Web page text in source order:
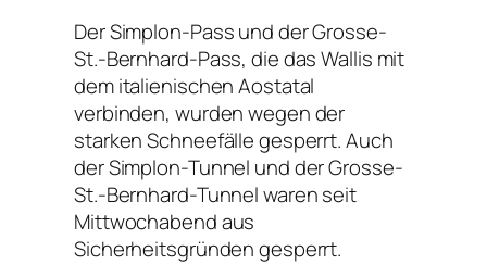
Der Simplon-Pass und der Grosse-
St.-Bernhard-Pass, die das Wallis mit
dem italienischen Aostatal
verbinden, wurden wegen der
starken Schneefälle gesperrt. Auch
der Simplon-Tunnel und der Grosse-
St.-Bernhard-Tunnel waren seit
Mittwochabend aus
Sicherheitsgründen gesperrt.